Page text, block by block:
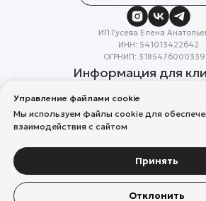
ИП Гусева Елена
ИНН: 541013422642
ОГРНИП:
Информация для
Система лояльности
Скидка в день рождения
Вакансии
Реквизиты организации
организация признана экстремистской, ее
Управление файлами cookie
Мы используем файлы cookie для
взаимодействия с сайтом
Принять
Отклонить